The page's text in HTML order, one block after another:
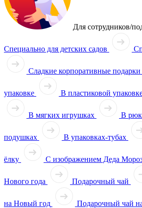
Для сотрудников/
Специально для детских садов
Сладкие корпоративные подарки
упаковке В пластиковой
В мягких игрушках В
подушках В упаковках-тубах
ёлку С изображением Деда
Нового года Подарочный чай
на Новый год Подарочный чай